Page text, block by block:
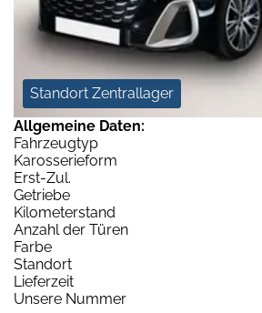
Standort Zentrallager
Allgemeine Daten:
Fahrzeugtyp
Karosserieform
Erst-Zul.
Getriebe
Kilometerstand
Anzahl der Türen
Farbe
Standort
Lieferzeit
Unsere Nummer